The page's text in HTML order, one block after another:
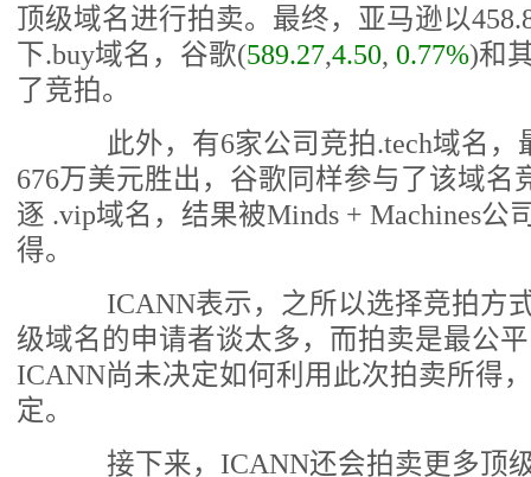
顶级域名进行拍卖。最终，亚马逊以
下.buy域名， 谷歌(589.27,4.50, 0.77%)和
了竞拍。
此外，有6家公司竞拍.tech域名，
676万美元胜出，谷歌同样参与了该域名
逐 .vip域名，结果被Minds + Machines公
得。
ICANN表示，之所以选择竞拍方
级域名的申请者谈太多，而拍卖是最公
ICANN尚未决定如何利用此次拍卖所得
定。
接下来，ICANN还会拍卖更多顶